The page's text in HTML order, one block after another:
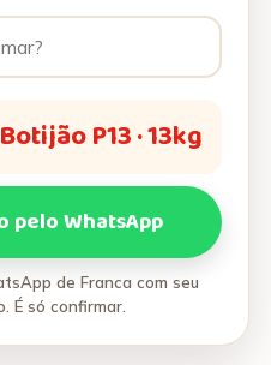
Botijão P13 · 13kg
pelo WhatsApp
de Franca com seu
É só confirmar.